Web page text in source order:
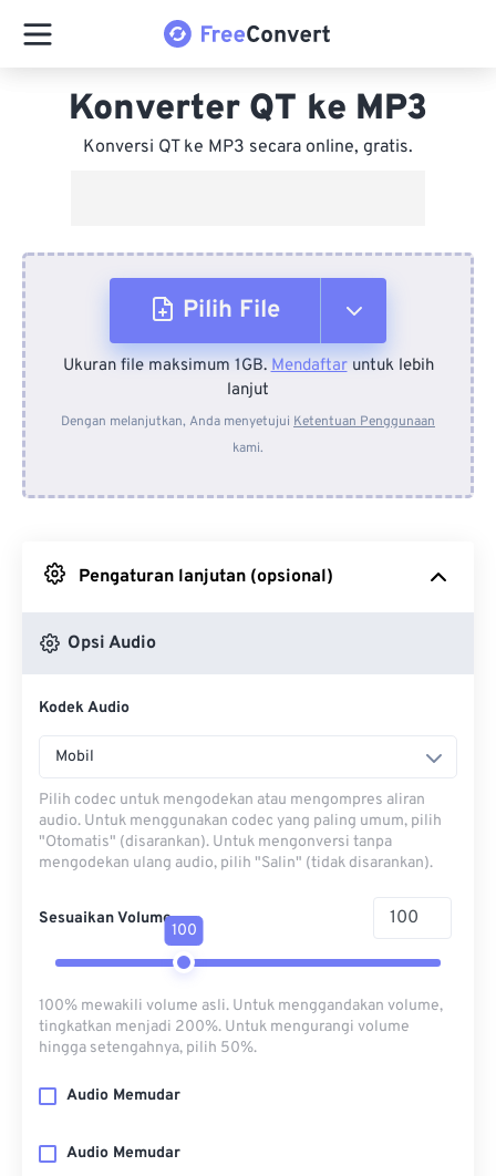
Konverter QT ke MP3
Konversi QT ke MP3 secara online, gratis.
Pilih File
Dari Perangkat
Dari Dropbox
Ukuran file maksimum 1GB.Mendaftaruntuk lebih
lanjut
Dengan melanjutkan, Anda menyetujui Ketentuan Penggunaan
kami.
Pengaturan lanjutan (opsional)
Opsi Audio
Kodek Audio
Mobil
Pilih codec untuk mengodekan atau mengompres aliran
audio. Untuk menggunakan codec yang paling umum, pilih
"Otomatis" (disarankan). Untuk mengonversi tanpa
mengodekan ulang audio, pilih "Salin" (tidak disarankan).
Sesuaikan Volume
100
100% mewakili volume asli. Untuk menggandakan volume,
tingkatkan menjadi 200%. Untuk mengurangi volume
hingga setengahnya, pilih 50%.
Audio Memudar
Audio Memudar